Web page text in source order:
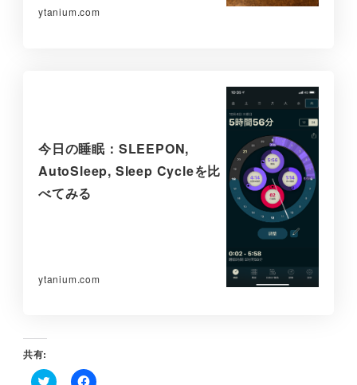
ytanium.com
今日の睡眠：SLEEPON,
AutoSleep, Sleep Cycleを比
べてみる
ytanium.com
共有: